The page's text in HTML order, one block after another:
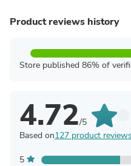
Product reviews history
Store published 86% of
4.72/5
Based on127 product reviews
5